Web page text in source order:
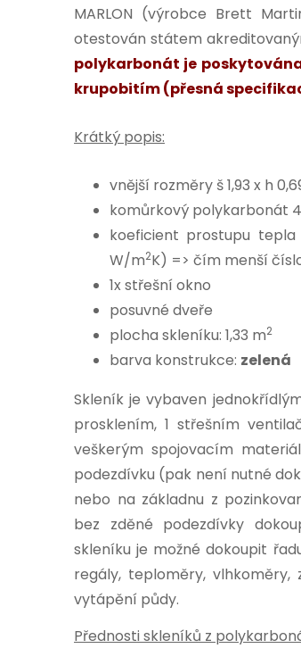
MARLON (výrobce Brett
otestován státem
polykarbonát je
krupobitím (přesná
Krátký popis:
vnější rozměry š 1,93 x h
komůrkový polykarbonát
koeficient prostupu
W/m2K) => čím menší
1x střešní okno
posuvné dveře
plocha skleníku: 1,33 m2
barva konstrukce: zelená
Skleník je vybaven
prosklením, 1 střešním
veškerým spojovacím
podezdívku (pak není nutné
nebo na základnu z
bez zděné podezdívky
skleníku je možné dokoupit
regály, teploměry, vlhkoměry,
vytápění půdy.
Přednosti skleníků z